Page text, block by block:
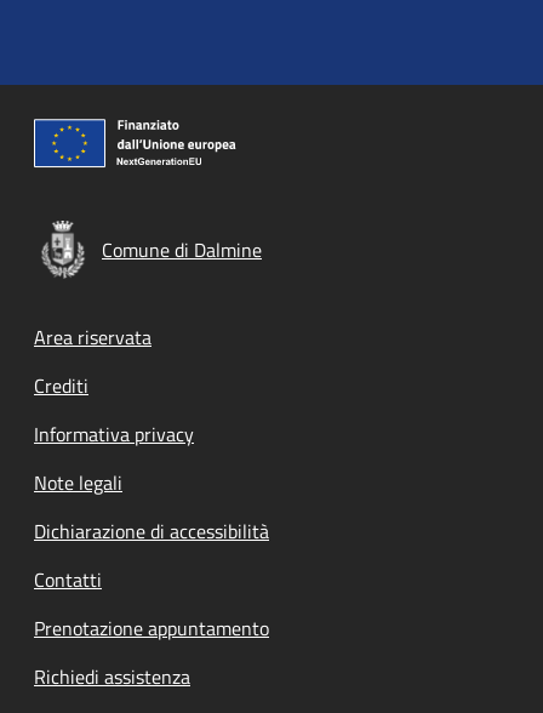
Comune di Dalmine
Footer menu
Area riservata
Crediti
Informativa privacy
Note legali
Dichiarazione di accessibilità
Contatti
Prenotazione appuntamento
Richiedi assistenza